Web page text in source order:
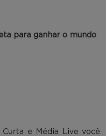
para ganhar o mundo
e Média Live você